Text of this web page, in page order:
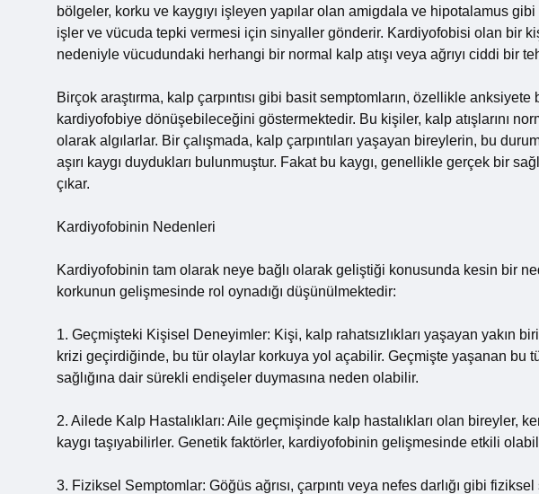
bölgeler, korku ve kaygıyı işleyen yapılar olan amigdala ve hipotalamus gibi
işler ve vücuda tepki vermesi için sinyaller gönderir. Kardiyofobisi olan bir
nedeniyle vücudundaki herhangi bir normal kalp atışı veya ağrıyı ciddi bir
Birçok araştırma, kalp çarpıntısı gibi basit semptomların, özellikle
kardiyofobiye dönüşebileceğini göstermektedir. Bu kişiler, kalp atışlarını
olarak algılarlar. Bir çalışmada, kalp çarpıntıları yaşayan bireylerin, bu
aşırı kaygı duydukları bulunmuştur. Fakat bu kaygı, genellikle gerçek bir
çıkar.
Kardiyofobinin Nedenleri
Kardiyofobinin tam olarak neye bağlı olarak geliştiği konusunda kesin bir
korkunun gelişmesinde rol oynadığı düşünülmektedir:
1. Geçmişteki Kişisel Deneyimler: Kişi, kalp rahatsızlıkları yaşayan yakın
krizi geçirdiğinde, bu tür olaylar korkuya yol açabilir. Geçmişte yaşanan bu
sağlığına dair sürekli endişeler duymasına neden olabilir.
2. Ailede Kalp Hastalıkları: Aile geçmişinde kalp hastalıkları olan bireyler,
kaygı taşıyabilirler. Genetik faktörler, kardiyofobinin gelişmesinde etkili
3. Fiziksel Semptomlar: Göğüs ağrısı, çarpıntı veya nefes darlığı gibi